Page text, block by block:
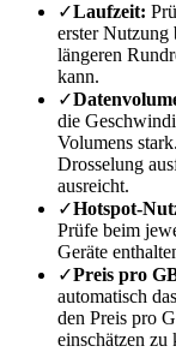
✓Laufzeit:
erster Nutzung
längeren
kann.
✓
die
Volumens
Drosselung
ausreicht.
✓Hotspot-
Prüfe beim
Geräte
✓Preis pro
automatisch
den Preis pro
einschätzen zu